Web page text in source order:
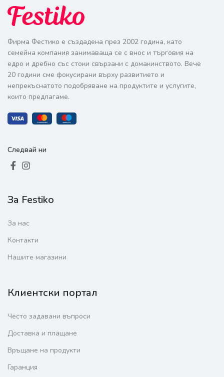
Фирма Фестико е създадена през 2002 година, като
семейна компания занимаваща се с внос и търговия на
едро и дребно със стоки свързани с домакинството. Вече
20 години сме фокусирани върху развитието и
непрекъснатото подобряване на продуктите и услугите,
които предлагаме.
Следвай ни
За Festiko
За нас
Контакти
Нашите магазини
Клиентски портал
Често задавани въпроси
Доставка и плащане
Връщане на продукти
Гаранция